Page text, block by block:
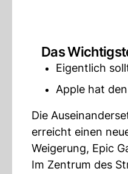
Das
Eigentlich
Apple hat
Die
erreicht einen
Weigerung, Epic
Im Zentrum des